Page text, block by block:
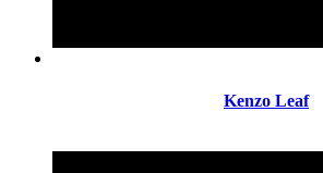
Kenzo Leaf